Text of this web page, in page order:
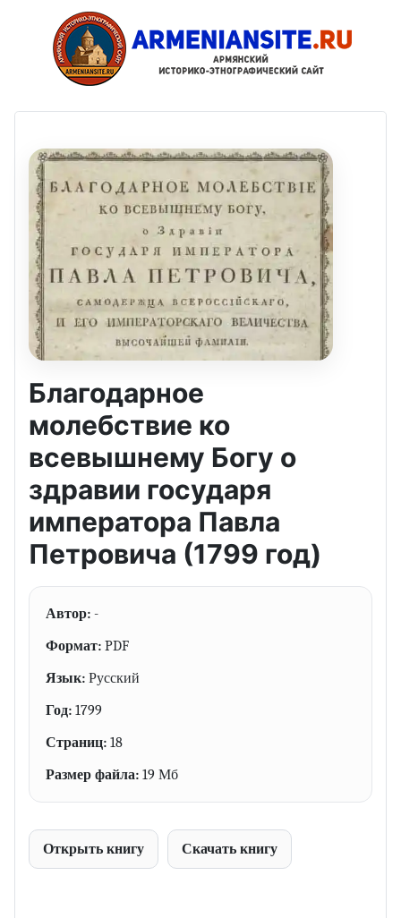
Благодарное
молебствие ко
всевышнему Богу о
здравии государя
императора Павла
Петровича (1799 год)
Автор: -
Формат: PDF
Язык: Русский
Год: 1799
Страниц: 18
Размер файла: 19 Мб
Открыть книгу Скачать книгу